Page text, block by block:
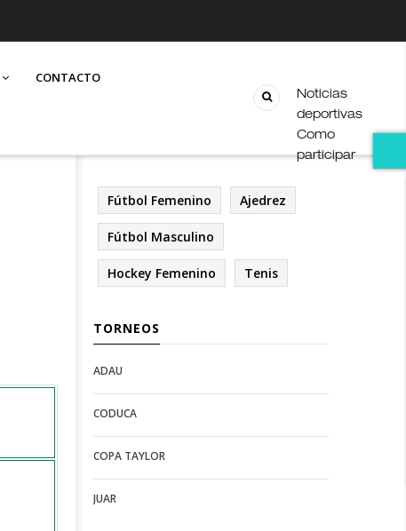
CONTACTO
Noticias
deportivas
Como
participar
Fútbol Femenino Ajedrez
Fútbol Masculino
Hockey Femenino Tenis
TORNEOS
Open
Deportes
configuration
options
Open
configuration
options
ADAU
CODUCA
COPA TAYLOR
JUAR